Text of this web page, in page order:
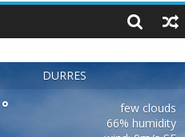
DURRES
°
few clouds
66% humidity